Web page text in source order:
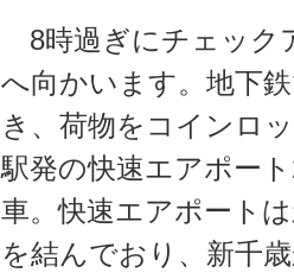
8時過ぎにチェック
へ向かいます。地下
き、荷物をコインロ
駅発の快速エアポー
車。快速エアポート
を結んでおり、新千